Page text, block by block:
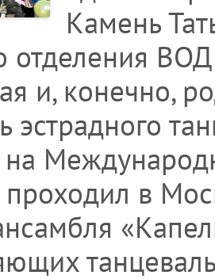
Камень
отделения
и, конечно,
эстрадного
в